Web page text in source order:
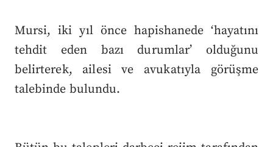
Mursi, iki yıl önce hapishanede ‘hayatını
tehdit eden bazı durumlar’ olduğunu
belirterek, ailesi ve avukatıyla görüşme
talebinde bulundu.